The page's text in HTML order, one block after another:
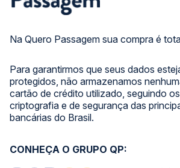
Na Quero Passagem sua compra é
Para garantirmos que seus dados
protegidos, não armazenamos
cartão de crédito utilizado, seguindo
criptografia e de segurança das
bancárias do Brasil.
CONHEÇA O GRUPO QP: